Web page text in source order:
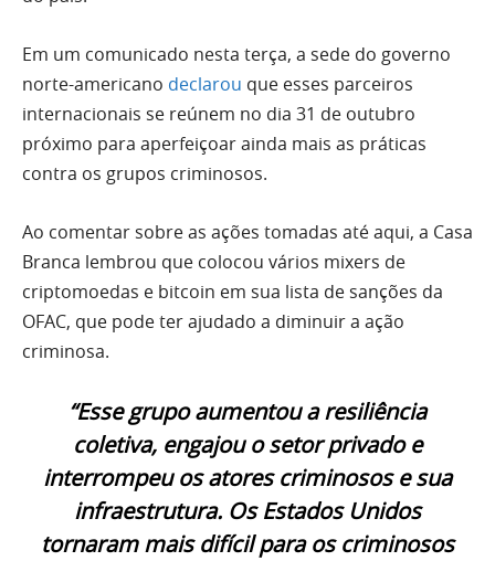
Em um comunicado nesta terça, a sede do governo
norte-americano declarou que esses parceiros
internacionais se reúnem no dia 31 de outubro
próximo para aperfeiçoar ainda mais as práticas
contra os grupos criminosos.
Ao comentar sobre as ações tomadas até aqui, a Casa
Branca lembrou que colocou vários mixers de
criptomoedas e bitcoin em sua lista de sanções da
OFAC, que pode ter ajudado a diminuir a ação
criminosa.
“Esse grupo aumentou a resiliência
coletiva, engajou o setor privado e
interrompeu os atores criminosos e sua
infraestrutura. Os Estados Unidos
tornaram mais difícil para os criminosos